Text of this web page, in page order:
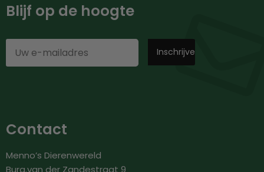
Blijf op de hoogte
Contact
Menno’s Dierenwereld
Burg.van der Zandestraat 9